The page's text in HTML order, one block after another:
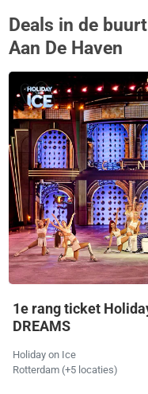
Deals in de
Aan De Haven
1e rang ticket
DREAMS
Holiday on Ice
Rotterdam (+5 locaties)